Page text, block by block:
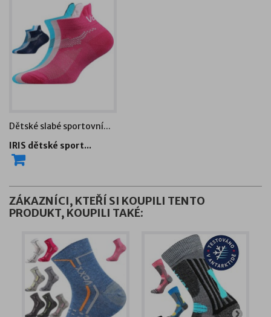
Dětské slabé sportovní...
IRIS dětské sport...
ZÁKAZNÍCI, KTEŘÍ SI KOUPILI TENTO
PRODUKT, KOUPILI TAKÉ: